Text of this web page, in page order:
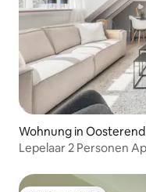
Wohnung in Oosterend
Lepelaar 2 Personen